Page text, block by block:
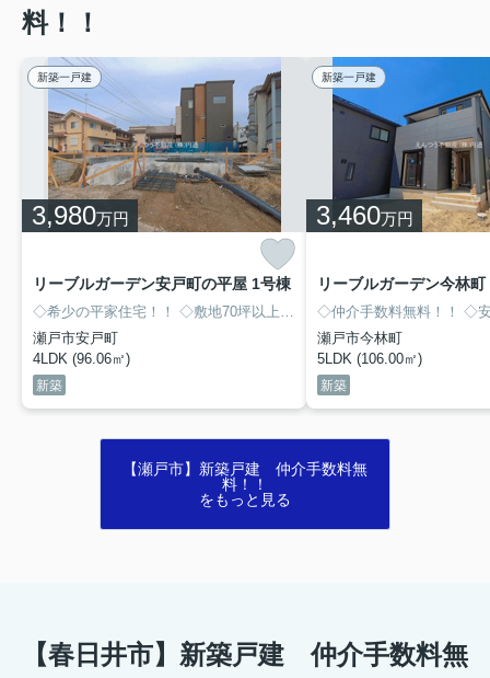
料！！
新築一戸建
3,980万円
リーブルガーデン安戸町の平屋 1号棟
◇希少の平家住宅！！ ◇敷地70坪以上！！ ◇４LDK！！◇仲介手数料
瀬戸市安戸町
4LDK (96.06㎡)
新築
新築一戸建
3,460万円
リーブルガーデン今林
◇仲介手数料無料！！
◇安心
瀬戸市今林町
5LDK (106.00㎡)
新築
【瀬戸市】新築戸建 仲介手数料無
料！！
をもっと見る
【春日井市】新築戸建 仲介手数料無